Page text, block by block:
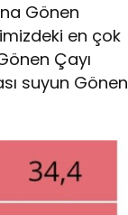
Gönen
en çok
Çayı
suyun Gönen